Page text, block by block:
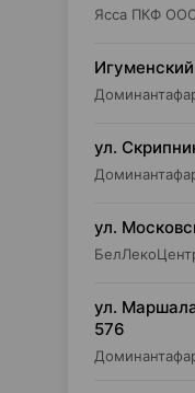
Ясса ПКФ
ул.
ул.
ул.
576